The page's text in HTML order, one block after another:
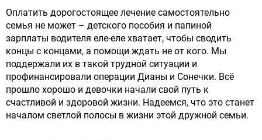
Оплатить дорогостоящее лечение самостоятельно
семья не может – детского пособия и папиной
зарплаты водителя еле-еле хватает, чтобы сводить
концы с концами, а помощи ждать не от кого. Мы
поддержали их в такой трудной ситуации и
профинансировали операции Дианы и Сонечки. Всё
прошло хорошо и девочки начали свой путь к
счастливой и здоровой жизни. Надеемся, что это станет
началом светлой полосы в жизни этой дружной семьи.